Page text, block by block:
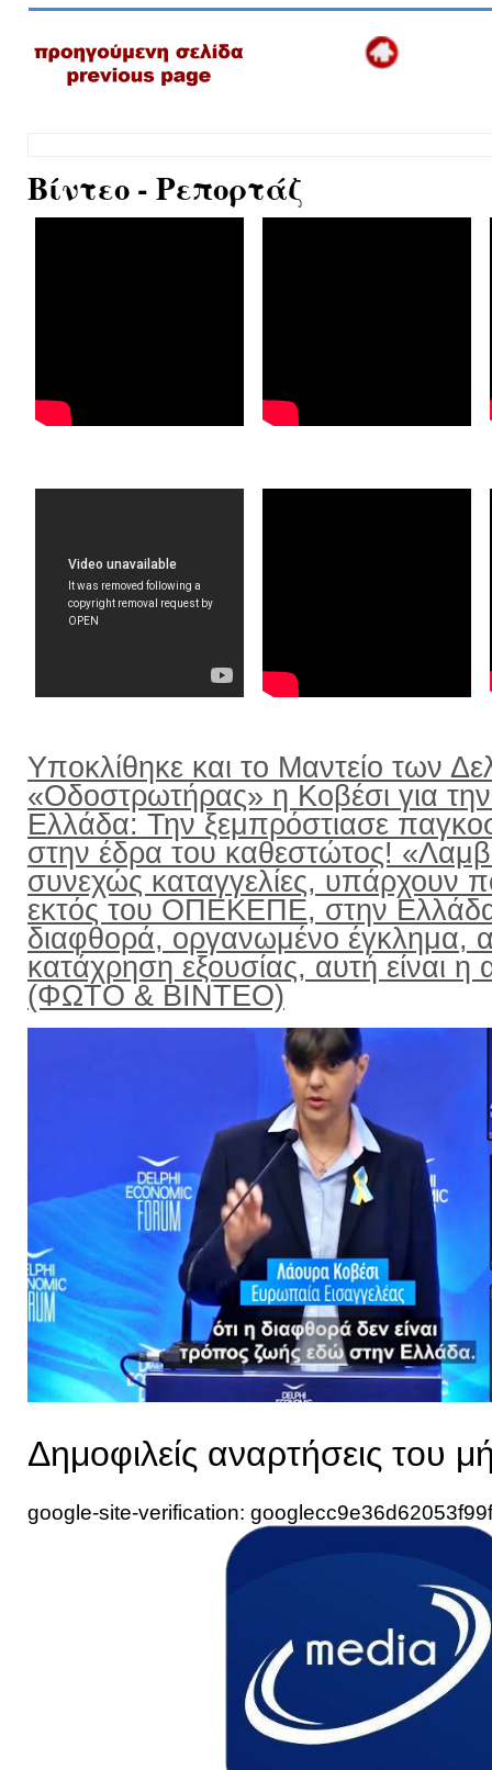
Βίντεο - Ρεπορτάζ
Υποκλίθηκε και το Μαντείο των
«Οδοστρωτήρας» η Κοβέσι για
Ελλάδα: Την ξεμπρόστιασε
στην έδρα του καθεστώτος!
συνεχώς καταγγελίες, υπάρχουν
εκτός του ΟΠΕΚΕΠΕ, στην
διαφθορά, οργανωμένο έγκλημα,
κατάχρηση εξουσίας, αυτή είναι η
(ΦΩΤΟ & ΒΙΝΤΕΟ)
Δημοφιλείς αναρτήσεις του
google-site-verification: